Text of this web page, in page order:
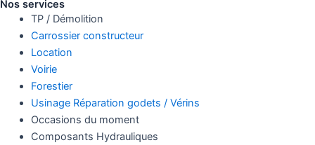
Nos services
TP / Démolition
Carrossier constructeur
Location
Voirie
Forestier
Usinage Réparation godets / Vérins
Occasions du moment
Composants Hydrauliques